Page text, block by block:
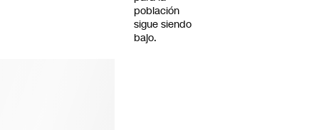
población
sigue siendo
bajo.